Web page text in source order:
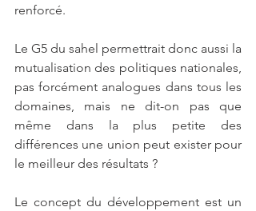
renforcé.
Le G5 du sahel permettrait donc aussi la
mutualisation des politiques nationales,
pas forcément analogues dans tous les
domaines, mais ne dit-on pas que
même dans la plus petite des
différences une union peut exister pour
le meilleur des résultats ?
Le concept du développement est un